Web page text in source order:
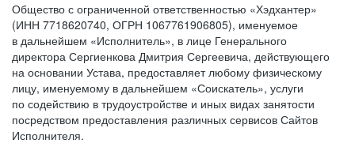
Общество с ограниченной ответственностью «Хэдхантер»
(ИНН 7718620740, ОГРН 1067761906805), именуемое
в дальнейшем «Исполнитель», в лице Генерального
директора Сергиенкова Дмитрия Сергеевича, действующего
на основании Устава, предоставляет любому физическому
лицу, именуемому в дальнейшем «Соискатель», услуги
по содействию в трудоустройстве и иных видах занятости
посредством предоставления различных сервисов Сайтов
Исполнителя.